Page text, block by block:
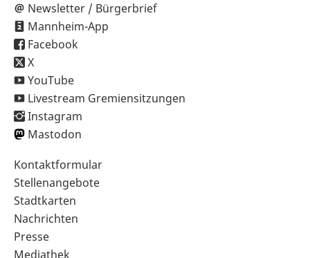
Newsletter / Bürgerbrief
Mannheim-App
Facebook
X
YouTube
Livestream Gremiensitzungen
Instagram
Mastodon
Sekundärnavigation
im
Fußbereich
Kontaktformular
Stellenangebote
Stadtkarten
Nachrichten
Presse
Mediathek